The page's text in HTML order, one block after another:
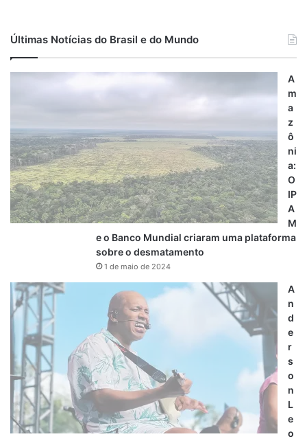
Últimas Notícias do Brasil e do Mundo
A
m
a
z
ô
ni
a:
O
IP
A
M
e o Banco Mundial criaram uma plataforma
sobre o desmatamento
1 de maio de 2024
A
n
d
e
r
s
o
n
L
e
o